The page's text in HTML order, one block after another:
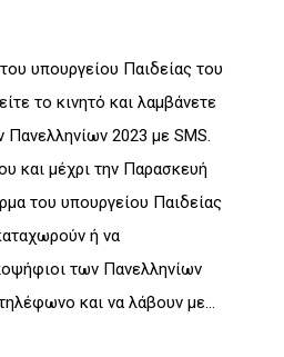
υπουργείου Παιδείας του
το κινητό και λαμβάνετε
2023 με SMS.
και μέχρι την Παρασκευή
του υπουργείου Παιδείας
ή να
των Πανελληνίων
και να λάβουν με…